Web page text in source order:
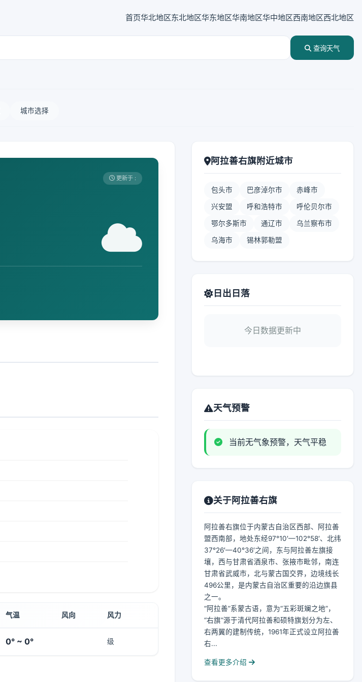
首页华北地区东北地区华东地区华南地区华中地区西南地区西北地区
查询天气
城市选择
更新于 :
气温 风向 风力
0° ~ 0° 级
阿拉善右旗附近城市
包头市 巴彦淖尔市 赤峰市
兴安盟 呼和浩特市 呼伦贝尔市
鄂尔多斯市 通辽市 乌兰察布市
乌海市 锡林郭勒盟
日出日落
今日数据更新中
天气预警
当前无气象预警，天气平稳
关于阿拉善右旗
阿拉善右旗位于内蒙古自治区西部、阿拉善
盟西南部，地处东经97°10′—102°58′、北纬
37°26′—40°36′之间，东与阿拉善左旗接
壤，西与甘肃省酒泉市、张掖市毗邻，南连
甘肃省武威市，北与蒙古国交界，边境线长
496公里，是内蒙古自治区重要的沿边旗县
之一。
“阿拉善”系蒙古语，意为“五彩斑斓之地”，
“右旗”源于清代阿拉善和硕特旗划分为左、
右两翼的建制传统，1961年正式设立阿拉善
右...
查看更多介绍